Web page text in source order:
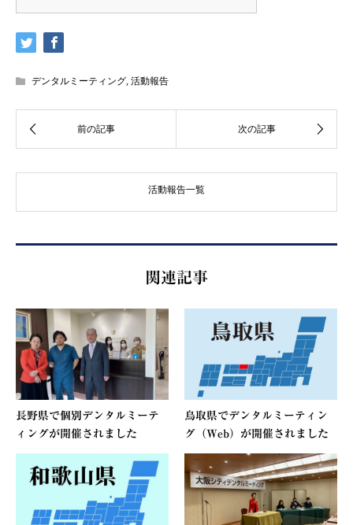
デンタルミーティング, 活動報告
活動報告一覧
関連記事
長野県で個別デンタルミーテ
ィングが開催されました
鳥取県でデンタルミーティン
グ（Web）が開催されました